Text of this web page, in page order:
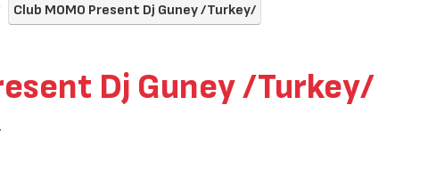
Club MOMO Present Dj Guney /Turkey/
Dj Guney /Turkey/
,